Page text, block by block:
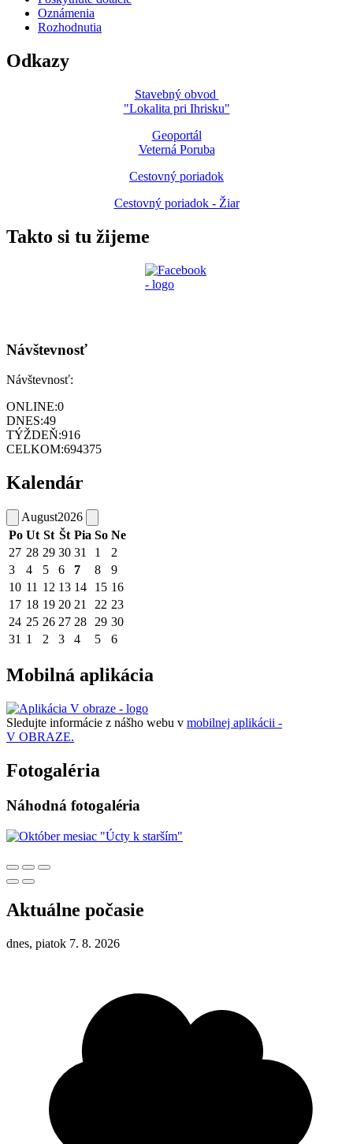
Oznámenia
Rozhodnutia
Odkazy
Stavebný obvod
"Lokalita pri Ihrisku"
Geoportál
Veterná Poruba
Cestovný poriadok
Cestovný poriadok - Žiar
Takto si tu žijeme
Návštevnosť
Návštevnosť:
ONLINE:0
DNES:49
TÝŽDEŇ:916
CELKOM:694375
Kalendár
August2026
Po Ut St Št Pia So Ne
27 28 29 30 31 1
2
3
4 5 6 7 8
9
10 11 12 13 14 15 16
17 18 19 20 21 22 23
24 25 26 27 28 29 30
31 1 2 3 4 5 6
Mobilná aplikácia
Sledujte informácie z nášho webu v mobilnej aplikácii -
V OBRAZE.
Fotogaléria
Náhodná fotogaléria
Aktuálne počasie
dnes, piatok 7. 8. 2026